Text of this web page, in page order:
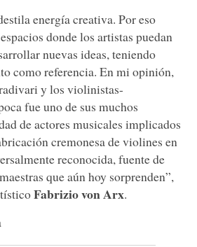
energía creativa. Por eso
donde los artistas puedan
nuevas ideas, teniendo
como referencia. En mi opinión,
y los violinistas-
fue uno de sus muchos
de actores musicales implicados
cremonesa de violines en
reconocida, fuente de
que aún hoy sorprenden”,
Fabrizio von Arx.